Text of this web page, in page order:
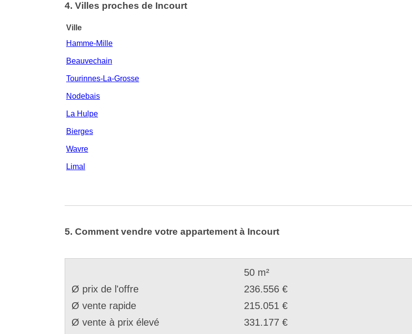
4. Villes proches de Incourt
Ville
Hamme-Mille
Beauvechain
Tourinnes-La-Grosse
Nodebais
La Hulpe
Bierges
Wavre
Limal
5. Comment vendre votre appartement à Incourt
50 m²
Ø prix de l'offre
236.556 €
Ø vente rapide
215.051 €
Ø vente à prix élevé
331.177 €